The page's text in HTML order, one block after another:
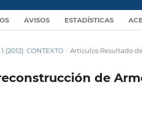
AVISOS ESTADÍSTICAS
(2012): CONTEXTO / Artículos Resultado
de